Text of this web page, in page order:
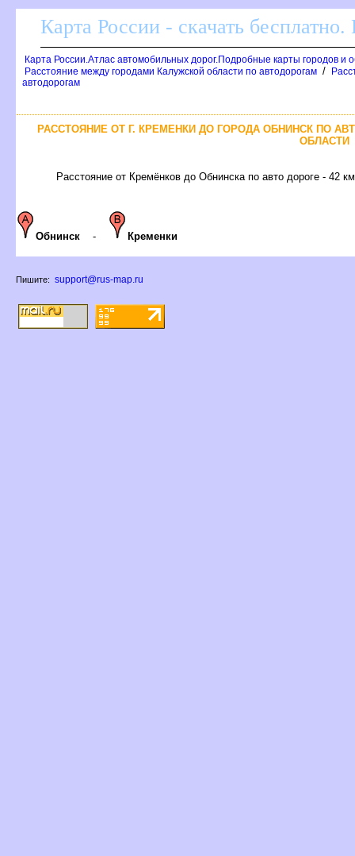
Карта России - скачать
Карта России.Атлас автомобильных дорог.Подробные карты городов и
Расстояние между городами Калужской области по автодорогам /
автодорогам
РАССТОЯНИЕ ОТ Г. КРЕМЕНКИ ДО ГОРОДА ОБНИНСК ПО
ОБЛАСТИ
Расстояние от Кремёнков до Обнинска по авто дороге - 42 км
Обнинск - Кременки
Пишите: support@rus-map.ru